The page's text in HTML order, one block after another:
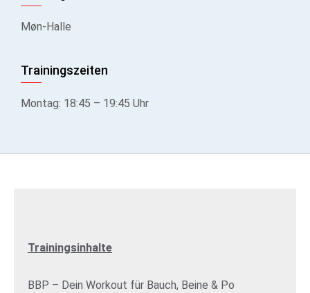
Møn-Halle
Trainingszeiten
Montag: 18:45 – 19:45 Uhr
Trainingsinhalte
BBP – Dein Workout für Bauch, Beine & Po